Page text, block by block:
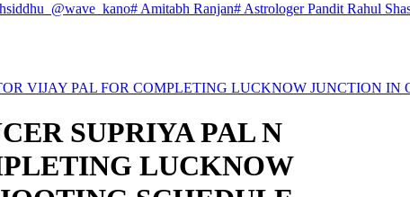
@wave_kano# Amitabh Ranjan# Astrologer Pandit Rahul
VIJAY PAL FOR COMPLETING LUCKNOW JUNCTION IN
SUPRIYA PAL N
LUCKNOW